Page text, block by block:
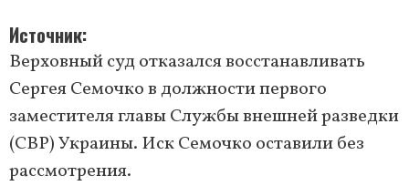
Источник
Верховный суд отказался восстанавливать
Сергея Семочко в должности первого
заместителя главы Службы внешней разведки
(СВР) Украины. Иск Семочко оставили без
рассмотрения.